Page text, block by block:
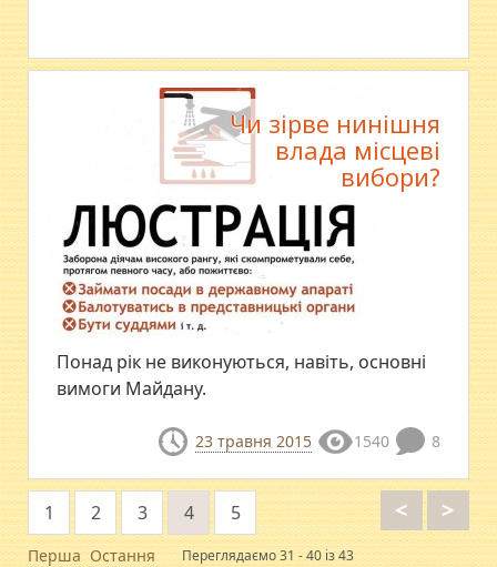
Чи зірве нинішня
влада місцеві
вибори?
Понад рік не виконуються, навіть, основні
вимоги Майдану.
23 травня 2015 1540 8
Перша
<
1 2 3 4 5 >
Остання Переглядаємо 31 - 40 із 43